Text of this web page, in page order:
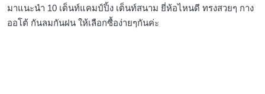
มาแนะนำ 10 เต็นท์แคมป์ปิ้ง เต็นท์สนาม ยี่ห้อไหนดี ทรงสวยๆ กาง
ออโต้ กันลมกันฝน ให้เลือกซื้อง่ายๆกันค่ะ